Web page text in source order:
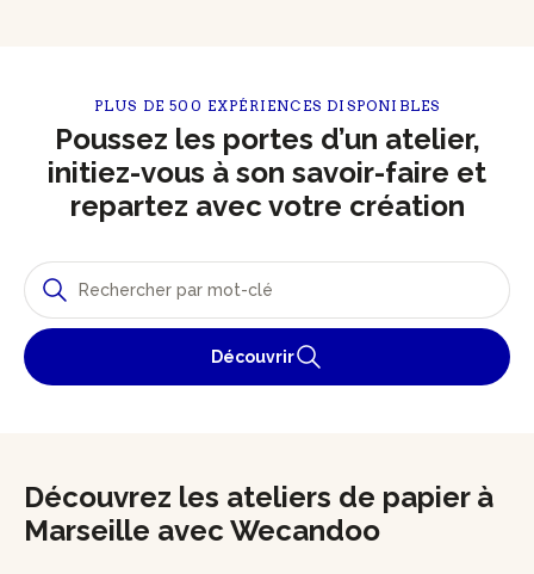
PLUS DE 500 EXPÉRIENCES DISPONIBLES
Poussez les portes d’un atelier,
initiez-vous à son savoir-faire et
repartez avec votre création
Découvrir
Découvrez les ateliers de papier à
Marseille avec Wecandoo